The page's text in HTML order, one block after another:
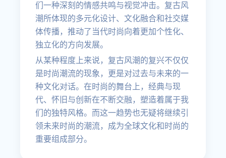
们一种深刻的情感共鸣与视觉冲击。复古风
潮所体现的多元化设计、文化融合和社交媒
体传播，推动了当代时尚向着更加个性化、
独立化的方向发展。
从某种程度上来说，复古风潮的复兴不仅仅
是时尚潮流的现象，更是对过去与未来的一
种文化对话。在时尚的舞台上，经典与现
代、怀旧与创新在不断交融，塑造着属于我
们的独特风格。而这一趋势也无疑将继续引
领未来时尚的潮流，成为全球文化和时尚的
重要组成部分。